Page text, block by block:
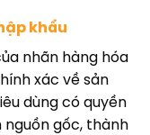
khẩu
nhãn hàng hóa
xác về sản
dùng có quyền
nguồn gốc, thành